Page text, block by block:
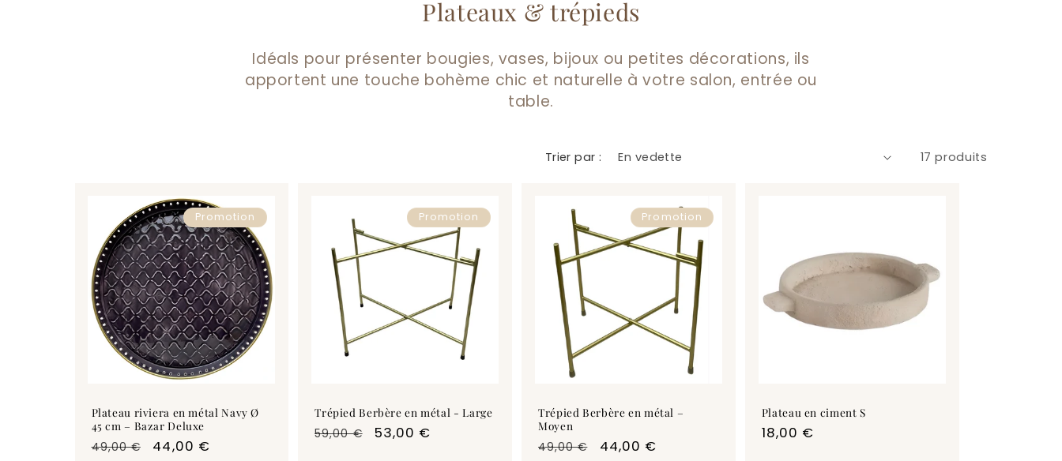
C
l
i
o
:
Plateaux & trépieds
Idéals pour présenter bougies, vases, bijoux ou petites décorations, ils
apportent une touche bohème chic et naturelle à votre salon, entrée ou
table.
Trier par : 17 produits
Promotion
Plateau riviera en métal Navy Ø
45 cm – Bazar Deluxe
Prix
49,00 €
Prix
44,00 €
Promotion
Trépied Berbère en métal - Large
Prix
59,00 €
Prix
53,00 €
Promotion
Trépied Berbère en métal –
Moyen
Prix
49,00 €
Prix
44,00 €
Plateau en ciment S
Prix
18,00 €